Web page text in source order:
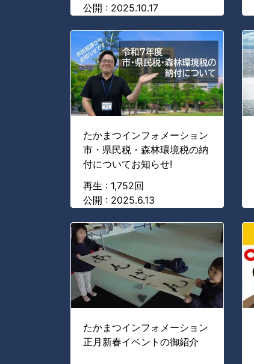
公開 : 2025.10.17
たかまつインフォメーション
市・県民税・森林環境税の納
付についてお知らせ!
再生 : 1,752回
公開 : 2025.6.13
たかまつインフォメーション
正月新春イベントの御紹介